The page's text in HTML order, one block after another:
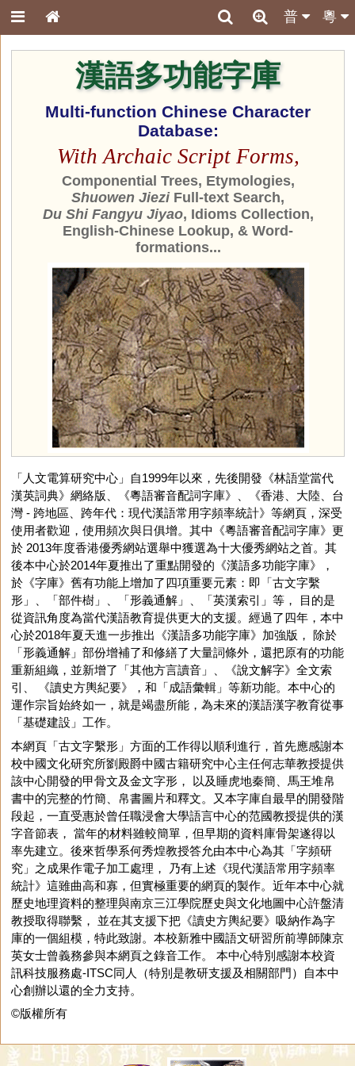
粵
普
漢語多功能字庫
Multi-function Chinese Character
Database:
With Archaic Script Forms,
Componential Trees, Etymologies,
Shuowen JieziFull-text Search,
Du Shi Fangyu Jiyao, Idioms Collection,
English-Chinese Lookup, & Word-
formations...
「人文電算研究中心」自1999年以來，先後開發《林語堂當代
漢英詞典》網絡版、《粵語審音配詞字庫》、《香港、大陸、台
灣 - 跨地區、跨年代：現代漢語常用字頻率統計》等網頁，深受
使用者歡迎，使用頻次與日俱增。其中《粵語審音配詞字庫》更
於 2013年度香港優秀網站選舉中獲選為十大優秀網站之首。其
後本中心於2014年夏推出了重點開發的《漢語多功能字庫》，
於《字庫》舊有功能上增加了四項重要元素：即「古文字繫
形」、「部件樹」、「形義通解」、「英漢索引」等， 目的是
從資訊角度為當代漢語教育提供更大的支援。經過了四年，本中
心於2018年夏天進一步推出《漢語多功能字庫》加強版， 除於
「形義通解」部份增補了和修繕了大量詞條外，還把原有的功能
重新組織，並新增了「其他方言讀音」、《說文解字》全文索
引、 《讀史方輿紀要》，和「成語彙輯」等新功能。本中心的
運作宗旨始終如一，就是竭盡所能，為未來的漢語漢字教育從事
「基礎建設」工作。
本網頁「古文字繫形」方面的工作得以順利進行，首先應感謝本
校中國文化研究所劉殿爵中國古籍研究中心主任何志華教授提供
該中心開發的甲骨文及金文字形， 以及睡虎地秦簡、馬王堆帛
書中的完整的竹簡、帛書圖片和釋文。又本字庫自最早的開發階
段起，一直受惠於曾任職浸會大學語言中心的范國教授提供的漢
字音節表， 當年的材料雖較簡單，但早期的資料庫骨架遂得以
率先建立。後來哲學系何秀煌教授答允由本中心為其「字頻研
究」之成果作電子加工處理， 乃有上述《現代漢語常用字頻率
統計》這雖曲高和寡，但實極重要的網頁的製作。近年本中心就
歷史地理資料的整理與南京三江學院歷史與文化地圖中心許盤清
教授取得聯繫， 並在其支援下把《讀史方輿紀要》吸納作為字
庫的一個組模，特此致謝。本校新雅中國語文研習所前導師陳京
英女士曾義務參與本網頁之錄音工作。 本中心特別感謝本校資
訊科技服務處-ITSC同人（特別是教研支援及相關部門）自本中
心創辦以還的全力支持。
©版權所有